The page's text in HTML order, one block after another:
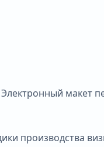
макет
производства